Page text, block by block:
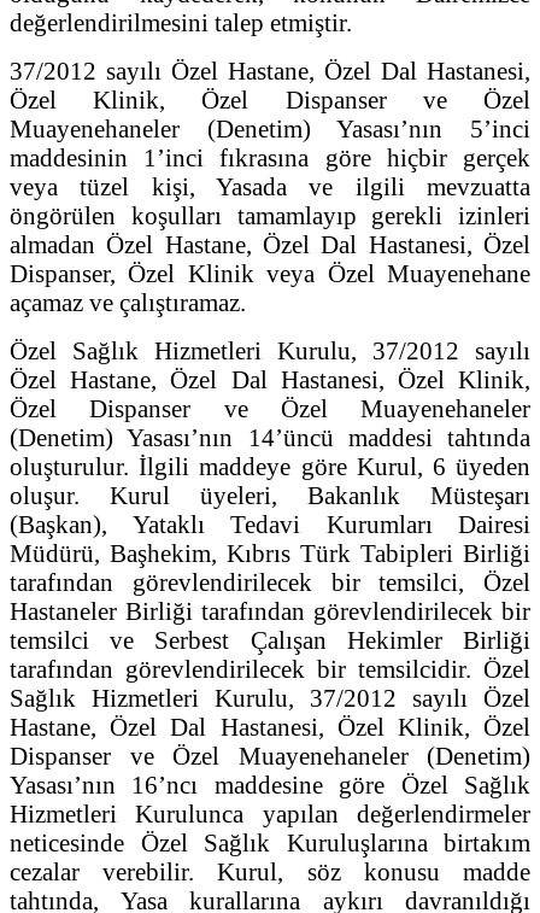
değerlendirilmesini talep etmiştir.
37/2012 sayılı Özel Hastane, Özel Dal Hastanesi,
Özel Klinik, Özel Dispanser ve Özel
Muayenehaneler (Denetim) Yasası’nın 5’inci
maddesinin 1’inci fıkrasına göre hiçbir gerçek
veya tüzel kişi, Yasada ve ilgili mevzuatta
öngörülen koşulları tamamlayıp gerekli izinleri
almadan Özel Hastane, Özel Dal Hastanesi, Özel
Dispanser, Özel Klinik veya Özel Muayenehane
açamaz ve çalıştıramaz.
Özel Sağlık Hizmetleri Kurulu, 37/2012 sayılı
Özel Hastane, Özel Dal Hastanesi, Özel Klinik,
Özel Dispanser ve Özel Muayenehaneler
(Denetim) Yasası’nın 14’üncü maddesi tahtında
oluşturulur. İlgili maddeye göre Kurul, 6 üyeden
oluşur. Kurul üyeleri, Bakanlık Müsteşarı
(Başkan), Yataklı Tedavi Kurumları Dairesi
Müdürü, Başhekim, Kıbrıs Türk Tabipleri Birliği
tarafından görevlendirilecek bir temsilci, Özel
Hastaneler Birliği tarafından görevlendirilecek bir
temsilci ve Serbest Çalışan Hekimler Birliği
tarafından görevlendirilecek bir temsilcidir. Özel
Sağlık Hizmetleri Kurulu, 37/2012 sayılı Özel
Hastane, Özel Dal Hastanesi, Özel Klinik, Özel
Dispanser ve Özel Muayenehaneler (Denetim)
Yasası’nın 16’ncı maddesine göre Özel Sağlık
Hizmetleri Kurulunca yapılan değerlendirmeler
neticesinde Özel Sağlık Kuruluşlarına birtakım
cezalar verebilir. Kurul, söz konusu madde
tahtında, Yasa kurallarına aykırı davranıldığı